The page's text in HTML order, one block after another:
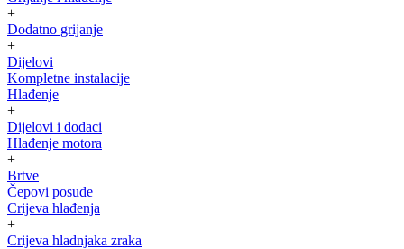
+
Dodatno grijanje
+
Dijelovi
Kompletne instalacije
Hlađenje
+
Dijelovi i dodaci
Hlađenje motora
+
Brtve
Čepovi posude
Crijeva hlađenja
+
Crijeva hladnjaka zraka